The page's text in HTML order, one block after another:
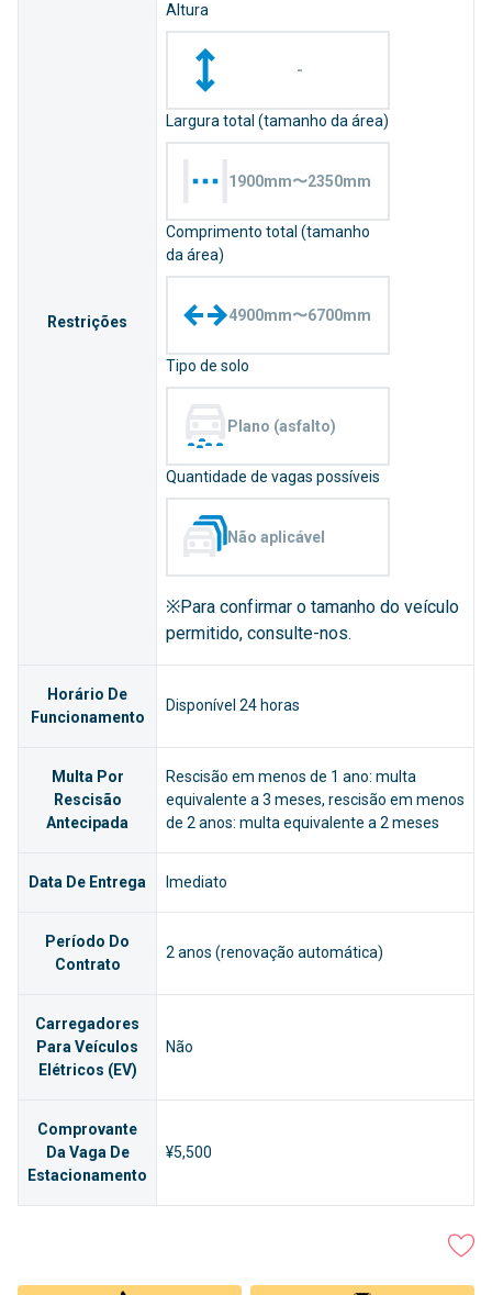
Restrições
Altura
-
Largura total (tamanho da área)
1900mm〜2350mm
Comprimento total (tamanho
da área)
4900mm〜6700mm
Tipo de solo
Plano (asfalto)
Quantidade de vagas possíveis
Não aplicável
※Para confirmar o tamanho do veículo
permitido, consulte-nos.
Horário De
Funcionamento
Disponível 24 horas
Multa Por
Rescisão
Antecipada
Rescisão em menos de 1 ano: multa
equivalente a 3 meses, rescisão em menos
de 2 anos: multa equivalente a 2 meses
Data De Entrega Imediato
Período Do
Contrato
2 anos (renovação automática)
Carregadores
Para Veículos
Elétricos (EV)
Não
Comprovante
Da Vaga De
Estacionamento
¥5,500